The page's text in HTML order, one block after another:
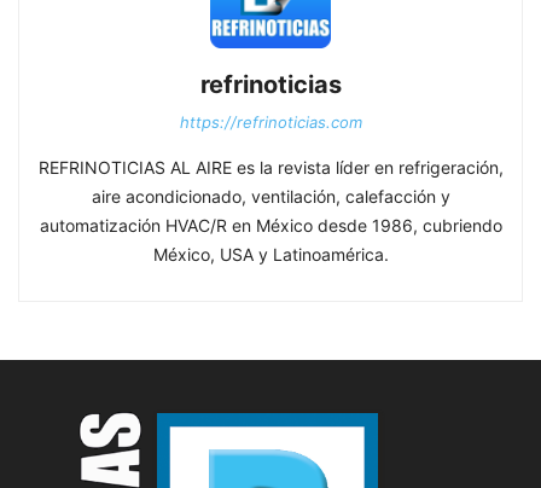
refrinoticias
https://refrinoticias.com
REFRINOTICIAS AL AIRE es la revista líder en refrigeración,
aire acondicionado, ventilación, calefacción y
automatización HVAC/R en México desde 1986, cubriendo
México, USA y Latinoamérica.